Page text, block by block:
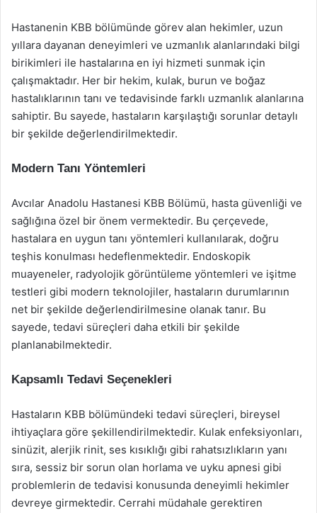
Hastanenin KBB bölümünde görev alan hekimler, uzun
yıllara dayanan deneyimleri ve uzmanlık alanlarındaki bilgi
birikimleri ile hastalarına en iyi hizmeti sunmak için
çalışmaktadır. Her bir hekim, kulak, burun ve boğaz
hastalıklarının tanı ve tedavisinde farklı uzmanlık alanlarına
sahiptir. Bu sayede, hastaların karşılaştığı sorunlar detaylı
bir şekilde değerlendirilmektedir.
Modern Tanı Yöntemleri
Avcılar Anadolu Hastanesi KBB Bölümü, hasta güvenliği ve
sağlığına özel bir önem vermektedir. Bu çerçevede,
hastalara en uygun tanı yöntemleri kullanılarak, doğru
teşhis konulması hedeflenmektedir. Endoskopik
muayeneler, radyolojik görüntüleme yöntemleri ve işitme
testleri gibi modern teknolojiler, hastaların durumlarının
net bir şekilde değerlendirilmesine olanak tanır. Bu
sayede, tedavi süreçleri daha etkili bir şekilde
planlanabilmektedir.
Kapsamlı Tedavi Seçenekleri
Hastaların KBB bölümündeki tedavi süreçleri, bireysel
ihtiyaçlara göre şekillendirilmektedir. Kulak enfeksiyonları,
sinüzit, alerjik rinit, ses kısıklığı gibi rahatsızlıkların yanı
sıra, sessiz bir sorun olan horlama ve uyku apnesi gibi
problemlerin de tedavisi konusunda deneyimli hekimler
devreye girmektedir. Cerrahi müdahale gerektiren